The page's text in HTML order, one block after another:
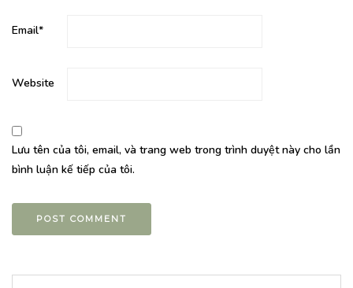
Email*
Website
Lưu tên của tôi, email, và trang web trong trình duyệt này cho lần
bình luận kế tiếp của tôi.